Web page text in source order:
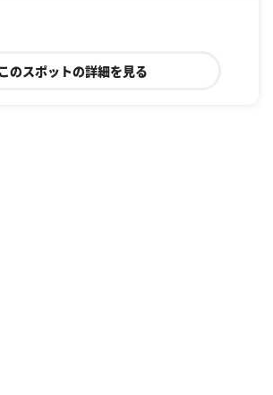
このスポットの詳細を見る